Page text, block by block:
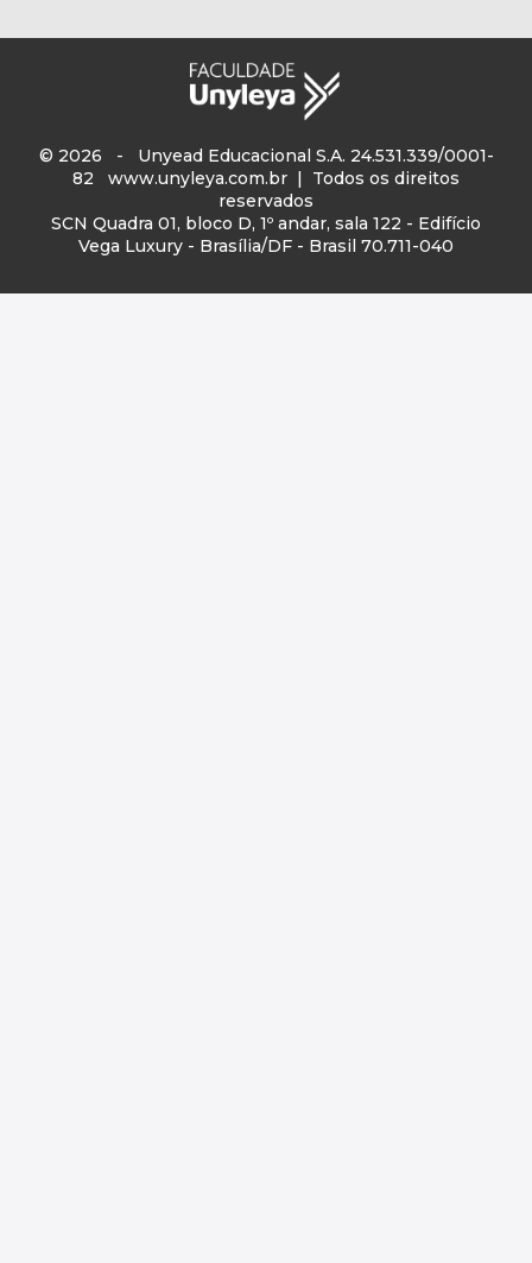
© 2026 - Unyead Educacional S.A. 24.531.339/0001-
82 www.unyleya.com.br | Todos os direitos
reservados
SCN Quadra 01, bloco D, 1º andar, sala 122 - Edifício
Vega Luxury - Brasília/DF - Brasil 70.711-040